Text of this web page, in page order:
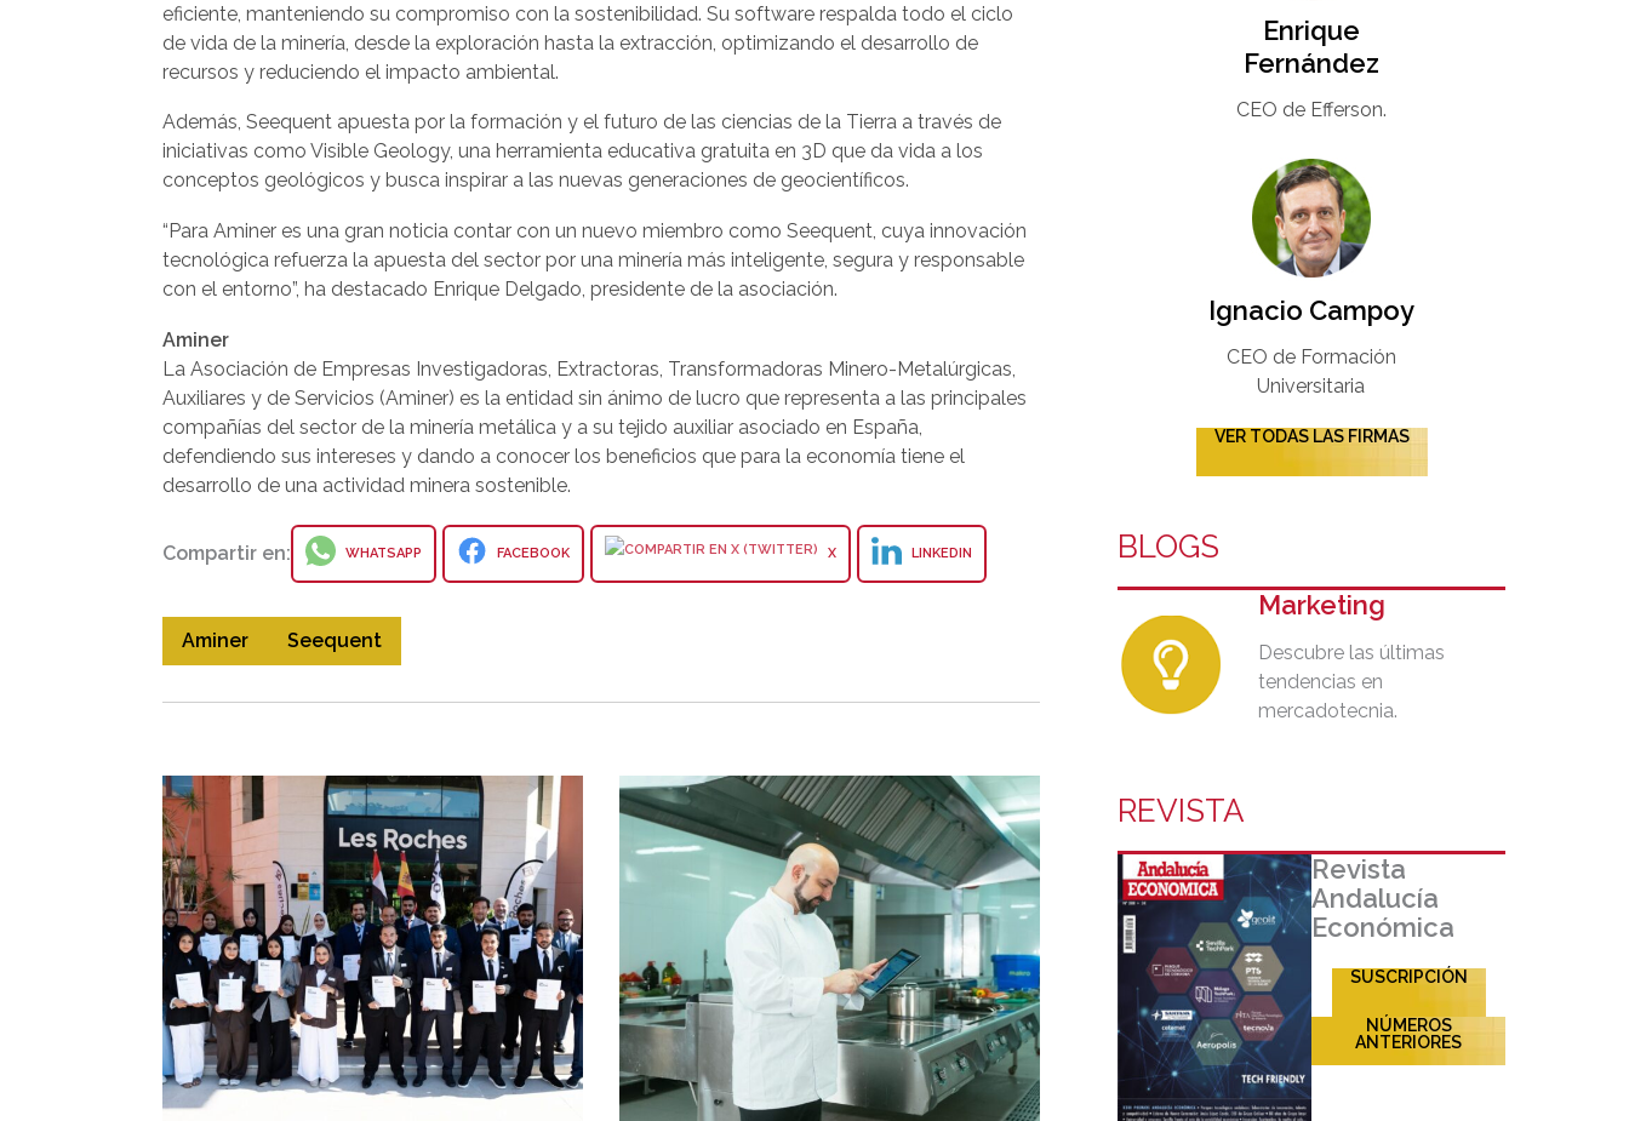
eficiente, manteniendo su compromiso con la sostenibilidad. Su software respalda todo el ciclo
de vida de la minería, desde la exploración hasta la extracción, optimizando el desarrollo de
recursos y reduciendo el impacto ambiental.
Además, Seequent apuesta por la formación y el futuro de las ciencias de la Tierra a través de
iniciativas como Visible Geology, una herramienta educativa gratuita en 3D que da vida a los
conceptos geológicos y busca inspirar a las nuevas generaciones de geocientíficos.
“Para Aminer es una gran noticia contar con un nuevo miembro como Seequent, cuya innovación
tecnológica refuerza la apuesta del sector por una minería más inteligente, segura y responsable
con el entorno”, ha destacado Enrique Delgado, presidente de la asociación.
Aminer
La Asociación de Empresas Investigadoras, Extractoras, Transformadoras Minero-Metalúrgicas,
Auxiliares y de Servicios (Aminer) es la entidad sin ánimo de lucro que representa a las principales
compañías del sector de la minería metálica y a su tejido auxiliar asociado en España,
defendiendo sus intereses y dando a conocer los beneficios que para la economía tiene el
desarrollo de una actividad minera sostenible.
Compartir en: WHATSAPP FACEBOOK X LINKEDIN
Aminer Seequent
Enrique
Fernández
CEO de Efferson.
Ignacio Campoy​
CEO de Formación
Universitaria​
VER TODAS LAS FIRMAS
BLOGS
Marketing
Descubre las últimas
tendencias en
mercadotecnia.
REVISTA
Revista
Andalucía
Económica
SUSCRIPCIÓN
NÚMEROS
ANTERIORES